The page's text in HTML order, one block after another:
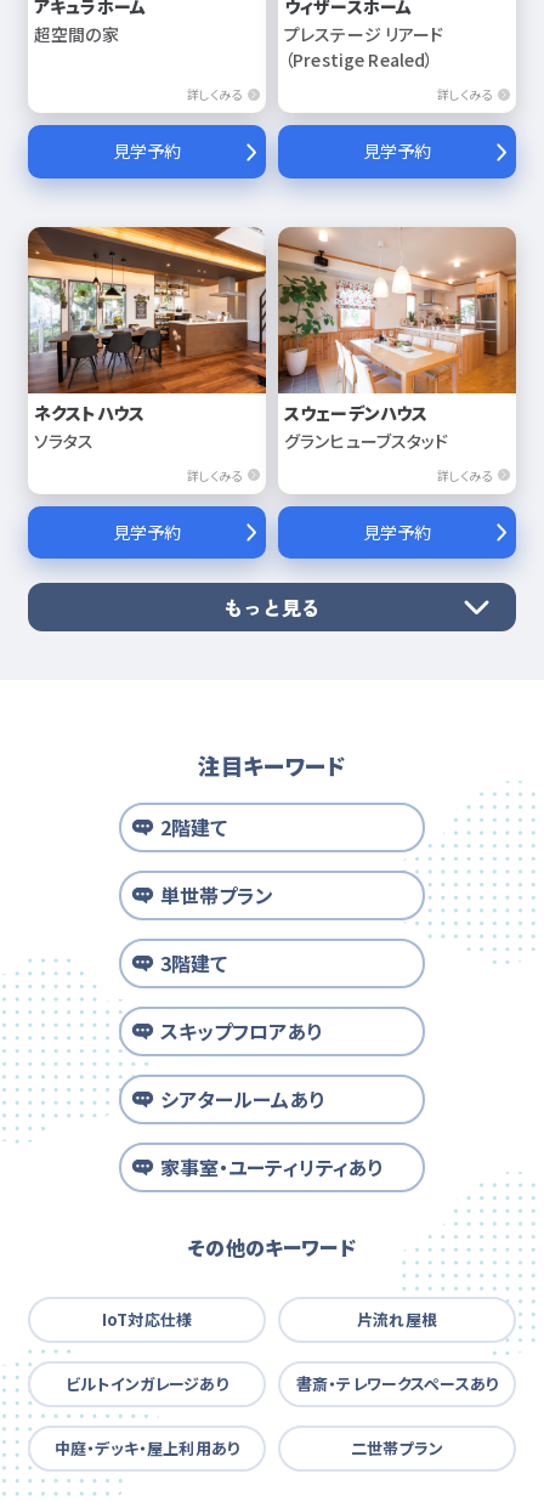
アキュラホーム
超空間の家
詳しくみる
見学予約
ウィザースホーム
プレステージ リアード
（Prestige Realed）
詳しくみる
見学予約
ネクストハウス
ソラタス
詳しくみる
見学予約
スウェーデンハウス
グランヒューブスタッド
詳しくみる
見学予約
もっと見る
注目キーワード
2階建て
単世帯プラン
3階建て
スキップフロアあり
シアタールームあり
家事室・ユーティリティあり
その他のキーワード
IoT対応仕様 片流れ屋根
ビルトインガレージあり 書斎・テレワークスペースあり
中庭・デッキ・屋上利用あり 二世帯プラン